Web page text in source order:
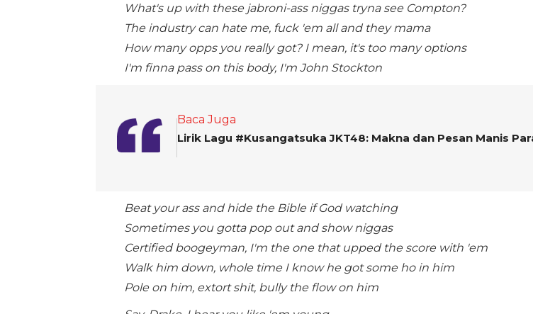
What's up with these jabroni-ass niggas tryna see Compton?
The industry can hate me, fuck 'em all and they mama
How many opps you really got? I mean, it's too many options
I'm finna pass on this body, I'm John Stockton
Baca Juga
Lirik Lagu #Kusangatsuka JKT48: Makna dan Pesan Manis
Beat your ass and hide the Bible if God watching
Sometimes you gotta pop out and show niggas
Certified boogeyman, I'm the one that upped the score with 'em
Walk him down, whole time I know he got some ho in him
Pole on him, extort shit, bully the flow on him